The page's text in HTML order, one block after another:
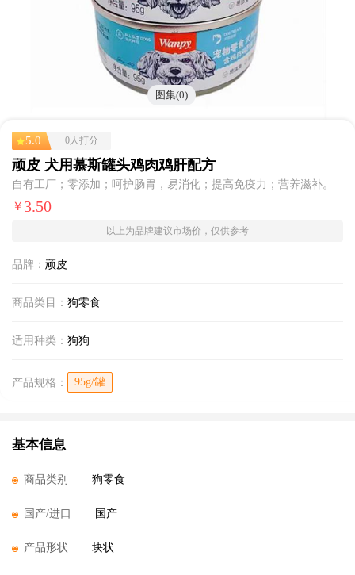
图集(0)
5.0 0人打分
顽皮 犬用慕斯罐头鸡肉鸡肝配方
自有工厂；零添加；呵护肠胃，易消化；提高免疫力；营养滋补。
￥ 3.50
以上为品牌建议市场价，仅供参考
品牌： 顽皮
商品类目： 狗零食
适用种类： 狗狗
产品规格： 95g/罐
基本信息
商品类别 狗零食
国产/进口 国产
产品形状 块状